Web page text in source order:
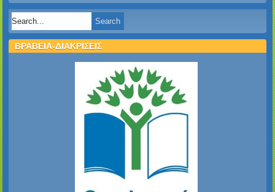
ΒΡΑΒΕΙΑ-ΔΙΑΚΡΙΣΕΙΣ